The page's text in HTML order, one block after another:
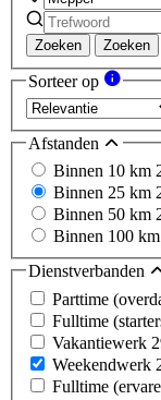
Zoeken Zoeken
Sorteer op
Afstanden
Binnen 10 km
Binnen 25 km
Binnen 50 km
Binnen 100 km
Dienstverbanden
Parttime
Fulltime
Vakantiewerk
Weekendwerk
Fulltime